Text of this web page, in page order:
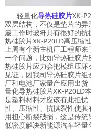
轻量化导热硅胶片XK-
双层结构，不仅是垫片的
簸工作时玻纤具有很好的
热硅胶片XK-P20LD高压缩
上周有个新主机厂工程师
一个问题，比如导热硅胶
热硅胶片应力会把模组压
见证，因我司导热硅胶片
厂和电池厂家量产应用出
量化导热硅胶片XK-P20LD
是塑料材料才应该有此担忧
性、压缩性、抗掑裂性使
用担心断裂破损，这是传
低密度解决新能源汽车轻量